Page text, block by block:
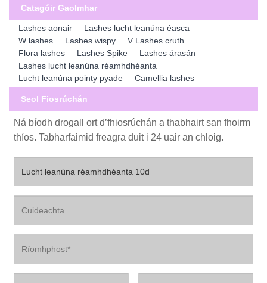
Catagóir Gaolmhar
Lashes aonair
Lashes lucht leanúna éasca
W lashes
Lashes wispy
V Lashes cruth
Flora lashes
Lashes Spike
Lashes árasán
Lashes lucht leanúna réamhdhéanta
Lucht leanúna pointy pyade
Camellia lashes
Seol Fiosrúchán
Ná bíodh drogall ort d’fhiosrúchán a thabhairt san fhoirm
thíos. Tabharfaimid freagra duit i 24 uair an chloig.